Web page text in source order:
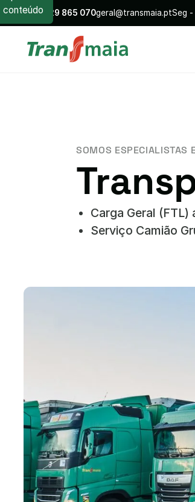
conteúdo
+351 229 865 070geral@transmaia.ptSeg -
SOMOS ESPECIALISTAS
Carga Geral (FTL)
Serviço Camião